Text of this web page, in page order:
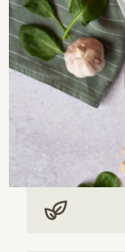
Vegan